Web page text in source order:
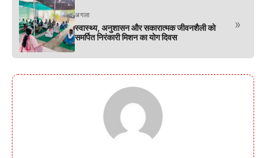
अगला
स्वास्थ्य, अनुशासन और सकारात्मक जीवनशैली को
समर्पित निरंकारी मिशन का योग दिवस
»